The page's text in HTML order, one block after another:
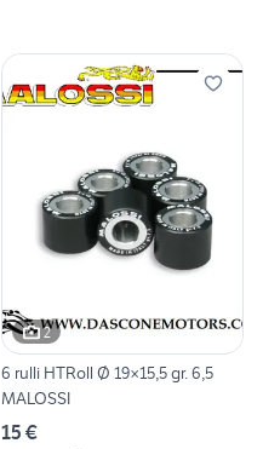
2
6 rulli HTRoll Ø 19×15,5 gr. 6,5
MALOSSI
15 €